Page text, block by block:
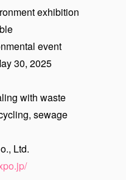
exhibition
event
30, 2025
with waste
sewage
Ltd.